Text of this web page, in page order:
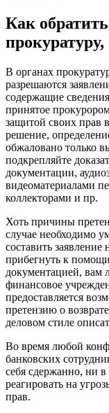
Как
В органах
разрешаются
содержащие
принятое
защитой своих прав
решение,
обжаловано только
подкрепляйте
документации,
видеоматериалами
коллекторами и пр.
Хоть причины
случае необходимо
составить
прибегнуть к
документацией, вам
финансовое
предоставляется
претензию о
деловом стиле
Во время любой
банковских
себя сдержанно, ни
реагировать на
прав.